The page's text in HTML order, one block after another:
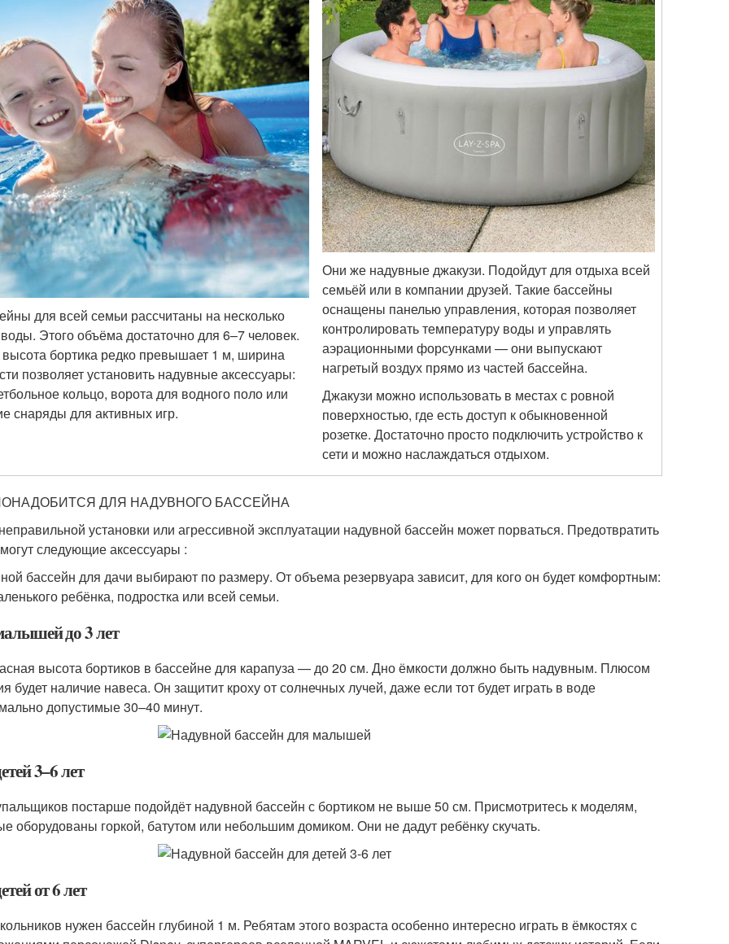
для всей семьи рассчитаны на несколько
Этого объёма достаточно для 6–7 человек.
бортика редко превышает 1 м, ширина
позволяет установить надувные аксессуары:
кольцо, ворота для водного поло или
снаряды для активных игр.
Они же надувные джакузи. Подойдут для отдыха всей
семьёй или в компании друзей. Такие бассейны
оснащены панелью управления, которая позволяет
контролировать температуру воды и управлять
аэрационными форсунками — они выпускают
нагретый воздух прямо из частей бассейна.
Джакузи можно использовать в местах с ровной
поверхностью, где есть доступ к обыкновенной
розетке. Достаточно просто подключить устройство к
сети и можно наслаждаться отдыхом.
ДЛЯ НАДУВНОГО БАССЕЙНА
установки или агрессивной эксплуатации надувной бассейн может порваться. Предотвратить
следующие аксессуары :
бассейн для дачи выбирают по размеру. От объема резервуара зависит, для кого он будет комфортным:
ребёнка, подростка или всей семьи.
до 3 лет
высота бортиков в бассейне для карапуза — до 20 см. Дно ёмкости должно быть надувным. Плюсом
будет наличие навеса. Он защитит кроху от солнечных лучей, даже если тот будет играть в воде
допустимые 30–40 минут.
3–6 лет
постарше подойдёт надувной бассейн с бортиком не выше 50 см. Присмотритесь к моделям,
оборудованы горкой, батутом или небольшим домиком. Они не дадут ребёнку скучать.
от 6 лет
нужен бассейн глубиной 1 м. Ребятам этого возраста особенно интересно играть в ёмкостях с